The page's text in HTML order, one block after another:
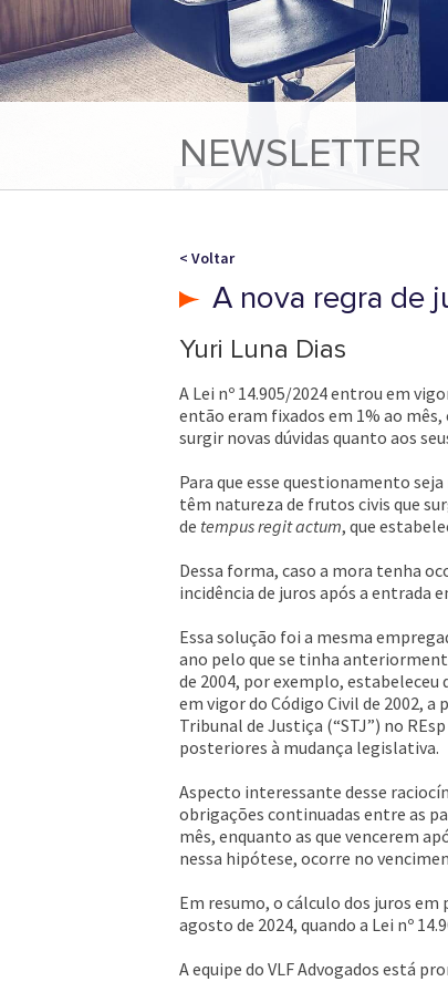
NEWSLETTER
< Voltar
A nova regra de
Yuri Luna Dias
A Lei nº 14.905/2024 entrou em
então eram fixados em 1% ao
surgir novas dúvidas quanto aos
Para que esse questionamento
têm natureza de frutos civis que
de tempus regit actum, que
Dessa forma, caso a mora tenha
incidência de juros após a entrada
Essa solução foi a mesma
ano pelo que se tinha
de 2004, por exemplo, estabeleceu
em vigor do Código Civil de 2002,
Tribunal de Justiça (“STJ”) no
posteriores à mudança legislativa.
Aspecto interessante desse
obrigações continuadas entre as
mês, enquanto as que vencerem
nessa hipótese, ocorre no
Em resumo, o cálculo dos juros em
agosto de 2024, quando a Lei nº
A equipe do VLF Advogados está